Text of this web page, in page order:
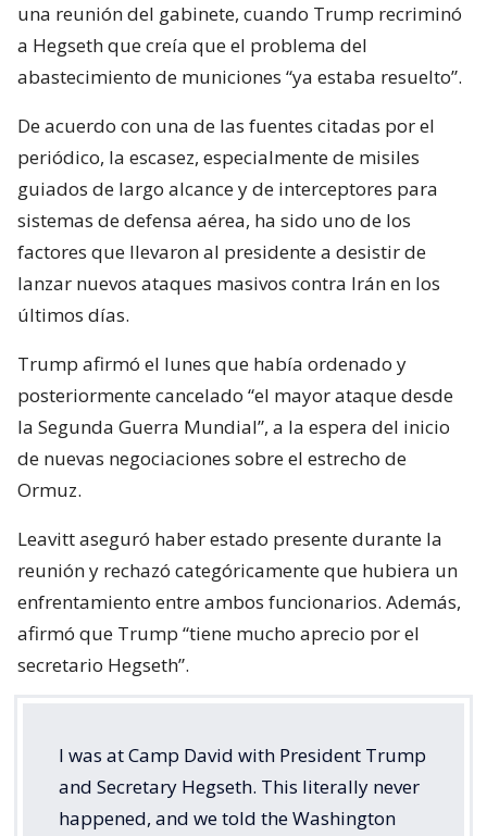
una reunión del gabinete, cuando Trump recriminó
a Hegseth que creía que el problema del
abastecimiento de municiones “ya estaba resuelto”.
De acuerdo con una de las fuentes citadas por el
periódico, la escasez, especialmente de misiles
guiados de largo alcance y de interceptores para
sistemas de defensa aérea, ha sido uno de los
factores que llevaron al presidente a desistir de
lanzar nuevos ataques masivos contra Irán en los
últimos días.
Trump afirmó el lunes que había ordenado y
posteriormente cancelado “el mayor ataque desde
la Segunda Guerra Mundial”, a la espera del inicio
de nuevas negociaciones sobre el estrecho de
Ormuz.
Leavitt aseguró haber estado presente durante la
reunión y rechazó categóricamente que hubiera un
enfrentamiento entre ambos funcionarios. Además,
afirmó que Trump “tiene mucho aprecio por el
secretario Hegseth”.
I was at Camp David with President Trump
and Secretary Hegseth. This literally never
happened, and we told the Washington